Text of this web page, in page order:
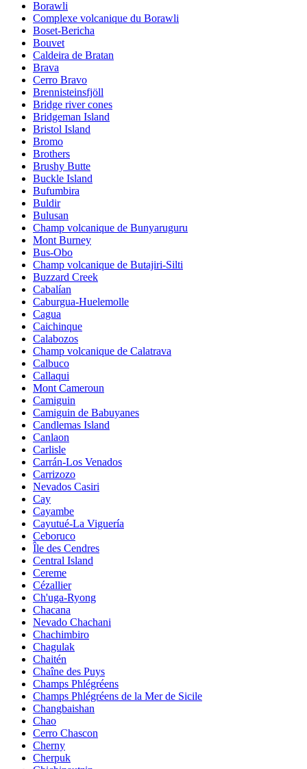
Borawli
Complexe volcanique du Borawli
Boset-Bericha
Bouvet
Caldeira de Bratan
Brava
Cerro Bravo
Brennisteinsfjöll
Bridge river cones
Bridgeman Island
Bristol Island
Bromo
Brothers
Brushy Butte
Buckle Island
Bufumbira
Buldir
Bulusan
Champ volcanique de Bunyaruguru
Mont Burney
Bus-Obo
Champ volcanique de Butajiri-Silti
Buzzard Creek
Cabalían
Caburgua-Huelemolle
Cagua
Caichinque
Calabozos
Champ volcanique de Calatrava
Calbuco
Callaqui
Mont Cameroun
Camiguin
Camiguin de Babuyanes
Candlemas Island
Canlaon
Carlisle
Carrán-Los Venados
Carrizozo
Nevados Casiri
Cay
Cayambe
Cayutué-La Viguería
Ceboruco
Île des Cendres
Central Island
Cereme
Cézallier
Ch'uga-Ryong
Chacana
Nevado Chachani
Chachimbiro
Chagulak
Chaitén
Chaîne des Puys
Champs Phlégréens
Champs Phlégréens de la Mer de Sicile
Changbaishan
Chao
Cerro Chascon
Cherny
Cherpuk